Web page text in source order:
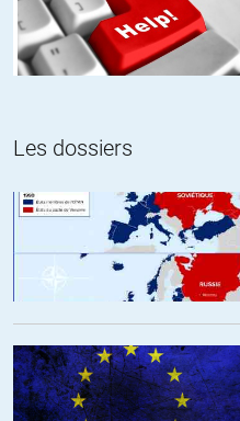
Les dossiers